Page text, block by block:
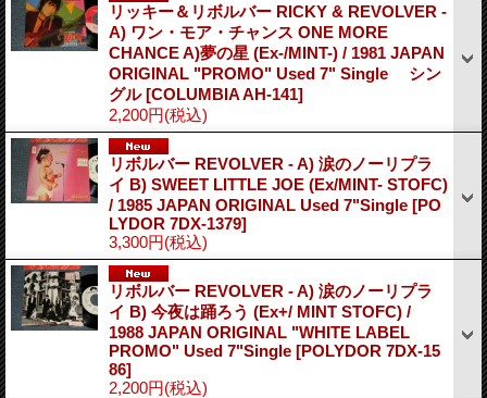
リッキー＆リボルバー RICKY & REVOLVER -
A) ワン・モア・チャンス ONE MORE
CHANCE A)夢の星 (Ex-/MINT-) / 1981 JAPAN
ORIGINAL "PROMO" Used 7" Single シン
グル[COLUMBIA AH-141]
2,200円(税込)
リボルバー REVOLVER - A) 涙のノーリプラ
イ B) SWEET LITTLE JOE (Ex/MINT- STOFC)
/ 1985 JAPAN ORIGINAL Used 7"Single [PO
LYDOR 7DX-1379]
3,300円(税込)
リボルバー REVOLVER - A) 涙のノーリプラ
イ B) 今夜は踊ろう (Ex+/ MINT STOFC) /
1988 JAPAN ORIGINAL "WHITE LABEL
PROMO" Used 7"Single [POLYDOR 7DX-15
86]
2,200円(税込)